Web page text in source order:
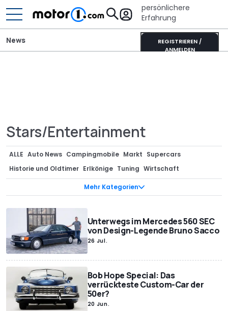
persönlichere
Erfahrung
REGISTRIEREN /
ANMELDEN
News
Stars/Entertainment
Mehr Kategorien
ALLE Auto News Campingmobile Markt Supercars
Historie und Oldtimer Erlkönige Tuning Wirtschaft
Teaser Anzeige
Neuvorstellungen
Designstudien Renderings Technik Ratgeber
Vergessene Studien
Bizarr
Gerüchte Events Stars/Entertainment Trending Rekorde
Green Cars Sicherheit Videospiele
In eigener Sache Motorsport.com
Unterwegs im Mercedes 560 SEC
von Design-Legende Bruno Sacco
26 Jul.
Bob Hope Special: Das
verrückteste Custom-Car der
50er?
20 Jun.